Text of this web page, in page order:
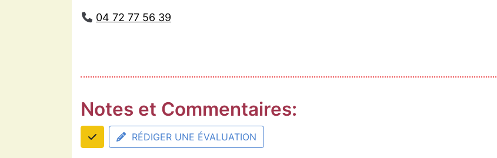
04 72 77 56 39
Notes et Commentaires:
RÉDIGER UNE ÉVALUATION